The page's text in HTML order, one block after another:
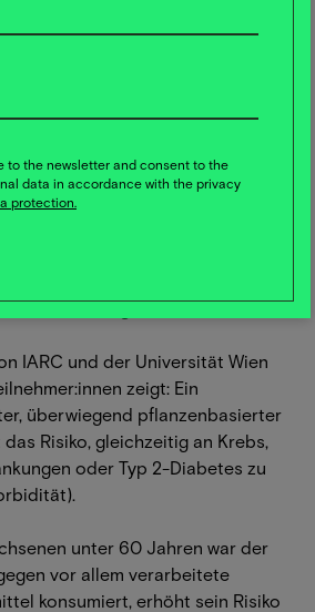
und erweitert sein
sind verfügbar – mehr als
Anteil im Sortiment liegt bei 56,4 %.
SÜD die Einführung eines
Ernährung Multimorbidität
IARC und der Universität Wien
zeigt: Ein
überwiegend pflanzenbasierter
Risiko, gleichzeitig an Krebs,
oder Typ 2-Diabetes zu
unter 60 Jahren war der
vor allem verarbeitete
konsumiert, erhöht sein Risiko
to the newsletter and consent to the
data in accordance with the privacy
protection.